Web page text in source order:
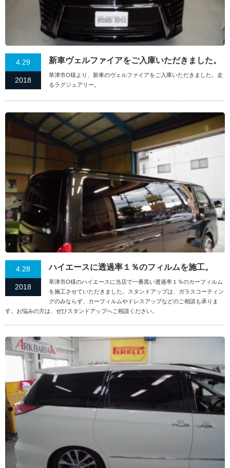
4.29
2018
新車ヴェルファイアをご入庫いただきました。
草津市O様より、新車のヴェルファイアをご入庫いただきました。走
るラグジュアリー。
4.28
2018
ハイエースに透過率１％のフィルムを施工。
草津市O様のハイエースに当店で一番黒い透過率１％のカーフィルム
を施工させていただきました。スタンドアップは、ガラスコーティン
グのみならず、カーフィルムやドレスアップなどのご相談も承りま
す。お悩みの方は、ぜひスタンドアップへご相談ください。